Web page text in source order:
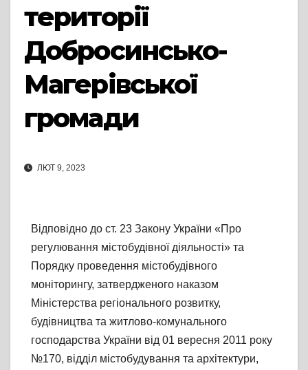
території
Добросинсько-
Магерівської
громади
ЛЮТ 9, 2023
Відповідно до ст. 23 Закону України «Про
регулювання містобудівної діяльності» та
Порядку проведення містобудівного
моніторингу, затвердженого наказом
Міністерства регіонального розвитку,
будівництва та житлово-комунального
господарства України від 01 вересня 2011 року
№170, відділ містобудування та архітектури,